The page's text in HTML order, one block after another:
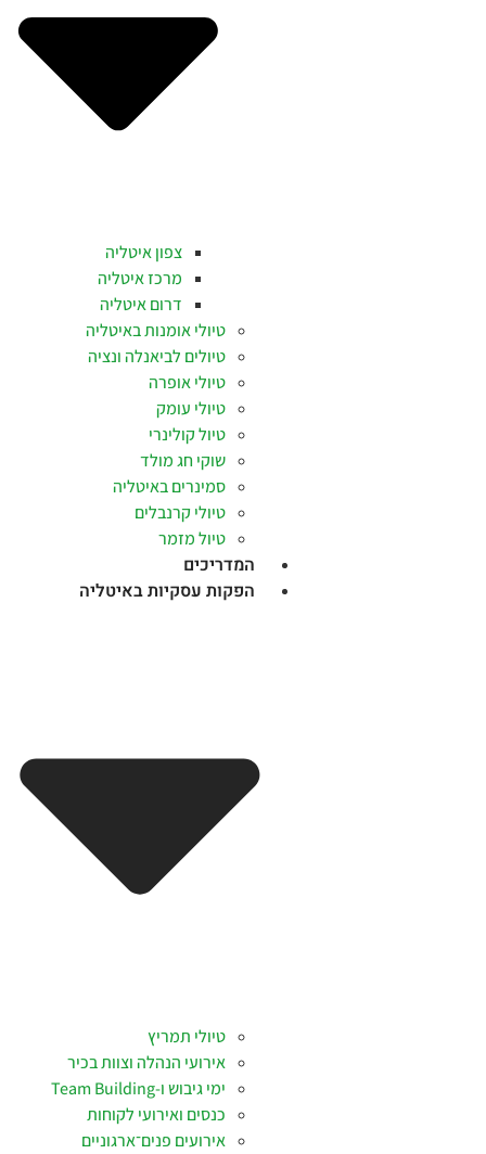
צפון איטליה
מרכז איטליה
דרום איטליה
טיולי אומנות באיטליה
טיולים לביאנלה ונציה
טיולי אופרה
טיולי עומק
טיול קולינרי
שוקי חג מולד
סמינרים באיטליה
טיולי קרנבלים
טיול מזמר
המדריכים
הפקות עסקיות באיטליה
טיולי תמריץ
אירועי הנהלה וצוות בכיר
ימי גיבוש ו-Team Building
כנסים ואירועי לקוחות
אירועים פנים־ארגוניים